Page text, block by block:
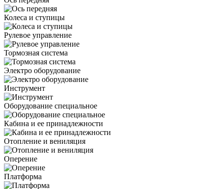
Колеса и ступицы
Рулевое управление
Тормозная система
Электро оборудование
Инструмент
Оборудование специальное
Кабина и ее принадлежности
Отопление и вениляция
Оперение
Платформа